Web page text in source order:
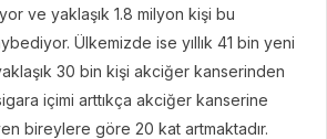
ve yaklaşık 1.8 milyon kişi bu
Ülkemizde ise yıllık 41 bin yeni
30 bin kişi akciğer kanserinden
içimi arttıkça akciğer kanserine
bireylere göre 20 kat artmaktadır.